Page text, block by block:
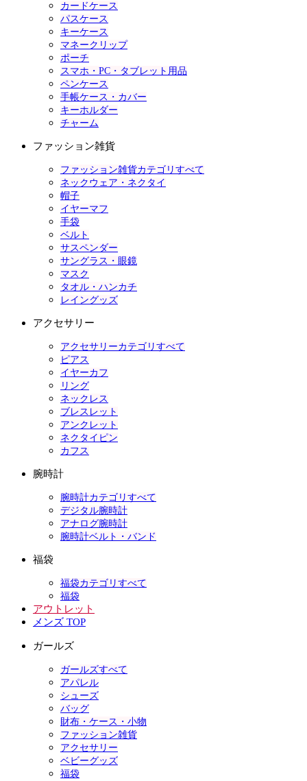
カードケース
パスケース
キーケース
マネークリップ
ポーチ
スマホ・PC・タブレット用品
ペンケース
手帳ケース・カバー
キーホルダー
チャーム
ファッション雑貨
ファッション雑貨カテゴリすべて
ネックウェア・ネクタイ
帽子
イヤーマフ
手袋
ベルト
サスペンダー
サングラス・眼鏡
マスク
タオル・ハンカチ
レイングッズ
アクセサリー
アクセサリーカテゴリすべて
ピアス
イヤーカフ
リング
ネックレス
ブレスレット
アンクレット
ネクタイピン
カフス
腕時計
腕時計カテゴリすべて
デジタル腕時計
アナログ腕時計
腕時計ベルト・バンド
福袋
福袋カテゴリすべて
福袋
アウトレット
メンズ TOP
ガールズ
ガールズすべて
アパレル
シューズ
バッグ
財布・ケース・小物
ファッション雑貨
アクセサリー
ベビーグッズ
福袋